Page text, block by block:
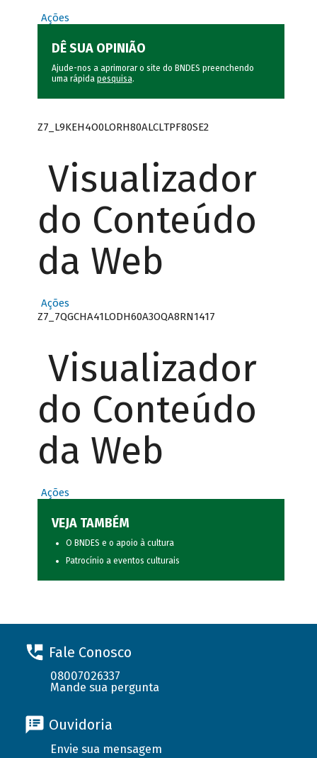
Ações
DÊ SUA OPINIÃO
Ajude-nos a aprimorar o site do BNDES preenchendo
uma rápida pesquisa.
Z7_L9KEH4O0LORH80ALCLTPF80SE2
Visualizador
do Conteúdo
da Web
Ações
Z7_7QGCHA41LODH60A3OQA8RN1417
Visualizador
do Conteúdo
da Web
Ações
VEJA TAMBÉM
O BNDES e o apoio à cultura
Patrocínio a eventos culturais
Fale Conosco
08007026337
Mande sua pergunta
Ouvidoria
Envie sua mensagem